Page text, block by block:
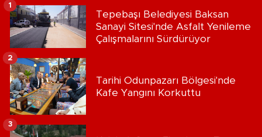
Tepebaşı Belediyesi Baksan
Sanayi Sitesi'nde Asfalt Yenileme
Çalışmalarını Sürdürüyor
1
Tarihi Odunpazarı Bölgesi'nde
Kafe Yangını Korkuttu
2
3